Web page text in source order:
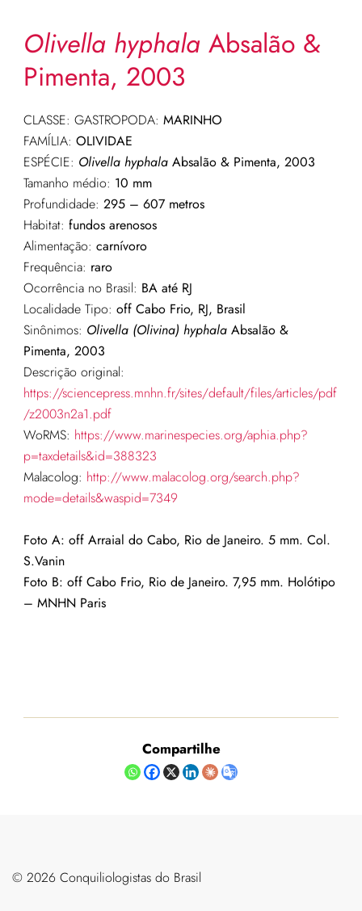
Olivella hyphalaAbsalão &
Pimenta, 2003
CLASSE: GASTROPODA: MARINHO
FAMÍLIA: OLIVIDAE
ESPÉCIE: Olivella hyphalaAbsalão & Pimenta, 2003
Tamanho médio: 10 mm
Profundidade: 295 – 607 metros
Habitat: fundos arenosos
Alimentação: carnívoro
Frequência: raro
Ocorrência no Brasil: BAaté RJ
Localidade Tipo: off Cabo Frio, RJ, Brasil
Sinônimos: Olivella(Olivina) hyphala Absalão&
Pimenta, 2003
Descrição original:
https://sciencepress.mnhn.fr/sites/default/files/articles/pdf
/z2003n2a1.pdf
WoRMS: https://www.marinespecies.org/aphia.php?
p=taxdetails&id=388323
Malacolog: http://www.malacolog.org/search.php?
mode=details&waspid=7349
Foto A: off Arraial do Cabo, Rio de Janeiro. 5 mm. Col.
S.Vanin
Foto B: off Cabo Frio, Rio de Janeiro. 7,95 mm. Holótipo
– MNHN Paris
Compartilhe
©️ 2026 Conquiliologistas do Brasil